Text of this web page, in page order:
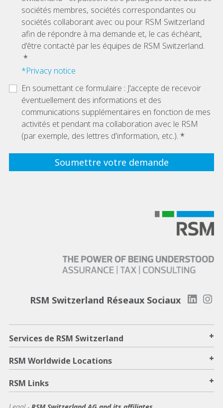
sociétés membres, sociétés correspondantes ou
sociétés collaborant avec ou pour RSM Switzerland
afin de répondre à ma demande et, le cas échéant,
d'être contacté par les équipes de RSM Switzerland.
*Privacy notice
En soumettant ce formulaire : J'accepte de recevoir
éventuellement des informations et des
communications supplémentaires en fonction de mes
activités et pendant ma collaboration avec le RSM
(par exemple, des lettres d'information, etc.).
RSM Switzerland Réseaux Sociaux
Services de RSM Switzerland +
RSM Worldwide Locations +
RSM Links +